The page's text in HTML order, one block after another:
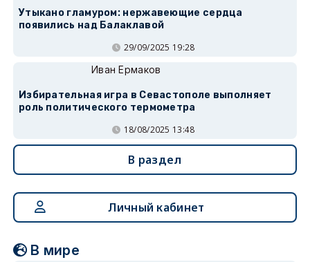
Утыкано гламуром: нержавеющие сердца
появились над Балаклавой
29/09/2025 19:28
Иван Ермаков
Избирательная игра в Севастополе выполняет
роль политического термометра
18/08/2025 13:48
В раздел
Личный кабинет
В мире